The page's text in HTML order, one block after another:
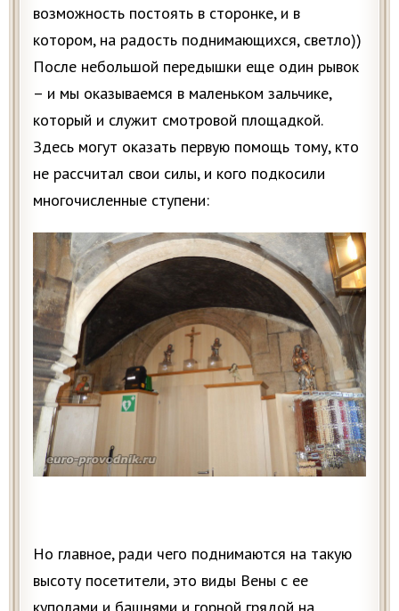
возможность постоять в сторонке, и в
котором, на радость поднимающихся, светло))
После небольшой передышки еще один рывок
– и мы оказываемся в маленьком зальчике,
который и служит смотровой площадкой.
Здесь могут оказать первую помощь тому, кто
не рассчитал свои силы, и кого подкосили
многочисленные ступени:
Но главное, ради чего поднимаются на такую
высоту посетители, это виды Вены с ее